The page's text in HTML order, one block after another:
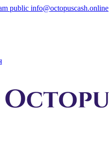
public info@octopuscash.online